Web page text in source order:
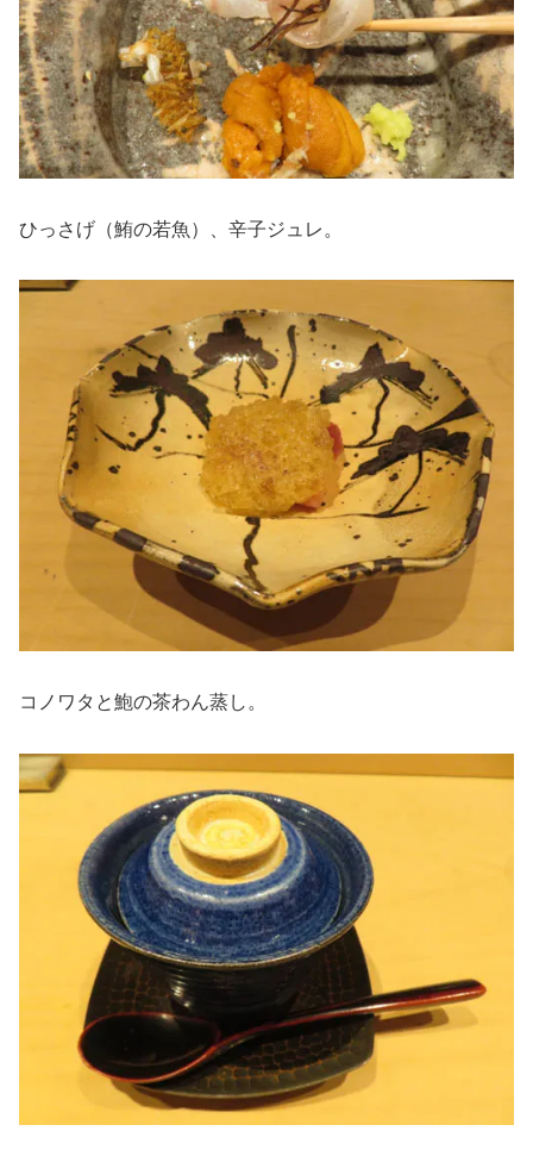
ひっさげ（鮪の若魚）、辛子ジュレ。
コノワタと鮑の茶わん蒸し。